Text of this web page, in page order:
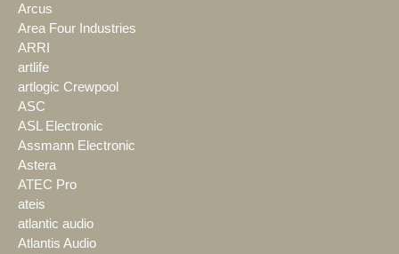
Arcus
Area Four Industries
ARRI
artlife
artlogic Crewpool
ASC
ASL Electronic
Assmann Electronic
Astera
ATEC Pro
ateis
atlantic audio
Atlantis Audio